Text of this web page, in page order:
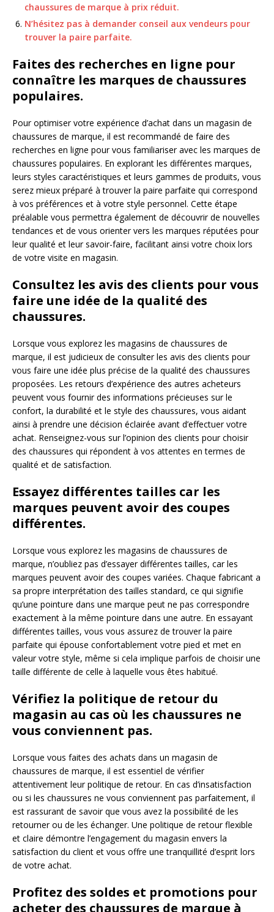
chaussures de marque à prix réduit.
N’hésitez pas à demander conseil aux vendeurs pour
trouver la paire parfaite.
Faites des recherches en ligne pour
connaître les marques de chaussures
populaires.
Pour optimiser votre expérience d’achat dans un magasin de
chaussures de marque, il est recommandé de faire des
recherches en ligne pour vous familiariser avec les marques de
chaussures populaires. En explorant les différentes marques,
leurs styles caractéristiques et leurs gammes de produits, vous
serez mieux préparé à trouver la paire parfaite qui correspond
à vos préférences et à votre style personnel. Cette étape
préalable vous permettra également de découvrir de nouvelles
tendances et de vous orienter vers les marques réputées pour
leur qualité et leur savoir-faire, facilitant ainsi votre choix lors
de votre visite en magasin.
Consultez les avis des clients pour vous
faire une idée de la qualité des
chaussures.
Lorsque vous explorez les magasins de chaussures de
marque, il est judicieux de consulter les avis des clients pour
vous faire une idée plus précise de la qualité des chaussures
proposées. Les retours d’expérience des autres acheteurs
peuvent vous fournir des informations précieuses sur le
confort, la durabilité et le style des chaussures, vous aidant
ainsi à prendre une décision éclairée avant d’effectuer votre
achat. Renseignez-vous sur l’opinion des clients pour choisir
des chaussures qui répondent à vos attentes en termes de
qualité et de satisfaction.
Essayez différentes tailles car les
marques peuvent avoir des coupes
différentes.
Lorsque vous explorez les magasins de chaussures de
marque, n’oubliez pas d’essayer différentes tailles, car les
marques peuvent avoir des coupes variées. Chaque fabricant a
sa propre interprétation des tailles standard, ce qui signifie
qu’une pointure dans une marque peut ne pas correspondre
exactement à la même pointure dans une autre. En essayant
différentes tailles, vous vous assurez de trouver la paire
parfaite qui épouse confortablement votre pied et met en
valeur votre style, même si cela implique parfois de choisir une
taille différente de celle à laquelle vous êtes habitué.
Vérifiez la politique de retour du
magasin au cas où les chaussures ne
vous conviennent pas.
Lorsque vous faites des achats dans un magasin de
chaussures de marque, il est essentiel de vérifier
attentivement leur politique de retour. En cas d’insatisfaction
ou si les chaussures ne vous conviennent pas parfaitement, il
est rassurant de savoir que vous avez la possibilité de les
retourner ou de les échanger. Une politique de retour flexible
et claire démontre l’engagement du magasin envers la
satisfaction du client et vous offre une tranquillité d’esprit lors
de votre achat.
Profitez des soldes et promotions pour
acheter des chaussures de marque à